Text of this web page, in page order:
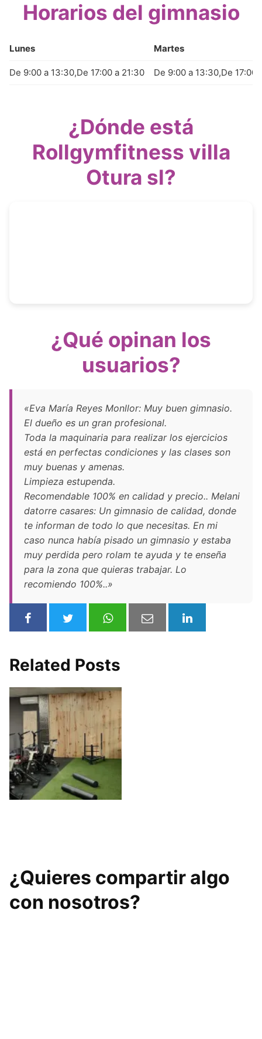
Horarios del gimnasio
Lunes Martes
De 9:00 a 13:30,De 17:00 a 21:30 De 9:00 a 13:30,De 17:00
¿Dónde está
Rollgymfitness villa
Otura sl?
¿Qué opinan los
usuarios?
«Eva María Reyes Monllor: Muy buen gimnasio.
El dueño es un gran profesional.
Toda la maquinaria para realizar los ejercicios
está en perfectas condiciones y las clases son
muy buenas y amenas.
Limpieza estupenda.
Recomendable 100% en calidad y precio.. Melani
datorre casares: Un gimnasio de calidad, donde
te informan de todo lo que necesitas. En mi
caso nunca había pisado un gimnasio y estaba
muy perdida pero rolam te ayuda y te enseña
para la zona que quieras trabajar. Lo
recomiendo 100%..»
Related Posts
¿Quieres compartir algo
con nosotros?